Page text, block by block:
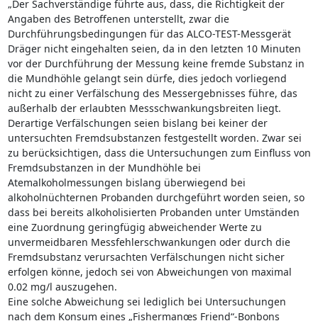
„Der Sachverständige führte aus, dass, die Richtigkeit der
Angaben des Betroffenen unterstellt, zwar die
Durchführungsbedingungen für das ALCO-TEST-Messgerät
Dräger nicht eingehalten seien, da in den letzten 10 Minuten
vor der Durchführung der Messung keine fremde Substanz in
die Mundhöhle gelangt sein dürfe, dies jedoch vorliegend
nicht zu einer Verfälschung des Messergebnisses führe, das
außerhalb der erlaubten Messschwankungsbreiten liegt.
Derartige Verfälschungen seien bislang bei keiner der
untersuchten Fremdsubstanzen festgestellt worden. Zwar sei
zu berücksichtigen, dass die Untersuchungen zum Einfluss von
Fremdsubstanzen in der Mundhöhle bei
Atemalkoholmessungen bislang überwiegend bei
alkoholnüchternen Probanden durchgeführt worden seien, so
dass bei bereits alkoholisierten Probanden unter Umständen
eine Zuordnung geringfügig abweichender Werte zu
unvermeidbaren Messfehlerschwankungen oder durch die
Fremdsubstanz verursachten Verfälschungen nicht sicher
erfolgen könne, jedoch sei von Abweichungen von maximal
0.02 mg/l auszugehen.
Eine solche Abweichung sei lediglich bei Untersuchungen
nach dem Konsum eines „Fishermanœs Friend“-Bonbons